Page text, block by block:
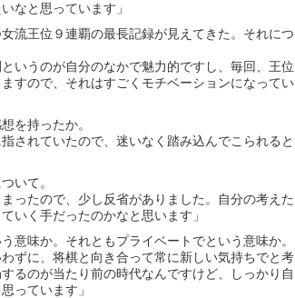
なと思っています」
王位９連覇の最長記録が見えてきた。それにつ
いうのが自分のなかで魅力的ですし、毎回、王位
すので、それはすごくモチベーションになってい
を持ったか。
されていたので、迷いなく踏み込んでこられると
いて。
ったので、少し反省がありました。自分の考えた
いく手だったのかなと思います」
味か。それともプライベートでという意味か。
ずに、将棋と向き合って常に新しい気持ちでと考
るのが当たり前の時代なんですけど、しっかり自
っています」